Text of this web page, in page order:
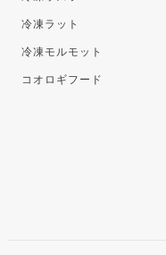
冷凍ラット
冷凍モルモット
コオロギフード